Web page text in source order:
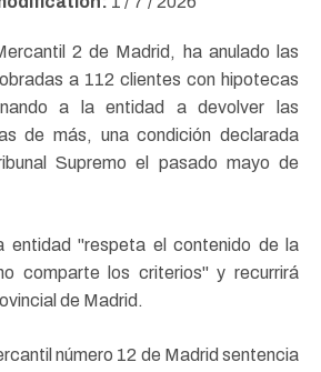
2 de Madrid, ha anulado las
a 112 clientes con hipotecas
a la entidad a devolver las
de más, una condición declarada
Supremo el pasado mayo de
entidad "respeta el contenido de la
comparte los criterios" y recurrirá
de Madrid.
número 12 de Madrid sentencia